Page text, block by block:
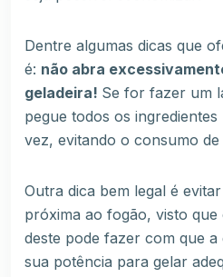
Dentre algumas dicas que
é: não abra
geladeira! Se for fazer um
pegue todos os
vez, evitando o consumo
Outra dica bem legal é
próxima ao fogão, visto
deste pode fazer com que a
sua potência para gelar